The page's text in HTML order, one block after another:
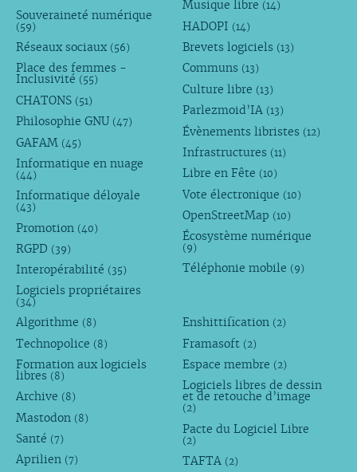
Souveraineté numérique
(59)
Réseaux sociaux (56)
Place des femmes -
Inclusivité (55)
CHATONS (51)
Philosophie GNU (47)
GAFAM (45)
Informatique en nuage
(44)
Informatique déloyale
(43)
Promotion (40)
RGPD (39)
Interopérabilité (35)
Logiciels propriétaires
(34)
Musique libre (14)
HADOPI (14)
Brevets logiciels (13)
Communs (13)
Culture libre (13)
Parlezmoid’IA (13)
Évènements libristes (12)
Infrastructures (11)
Libre en Fête (10)
Vote électronique (10)
OpenStreetMap (10)
Écosystème numérique
(9)
Téléphonie mobile (9)
Algorithme (8)
Technopolice (8)
Formation aux logiciels
libres (8)
Archive (8)
Mastodon (8)
Santé (7)
Aprilien (7)
Enshittification (2)
Framasoft (2)
Espace membre (2)
Logiciels libres de dessin
et de retouche d’image
(2)
Pacte du Logiciel Libre
(2)
TAFTA (2)